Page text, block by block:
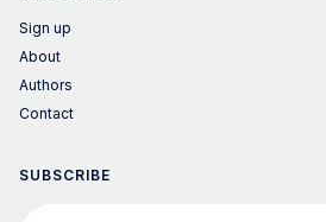
Sign up
About
Authors
Contact
SUBSCRIBE